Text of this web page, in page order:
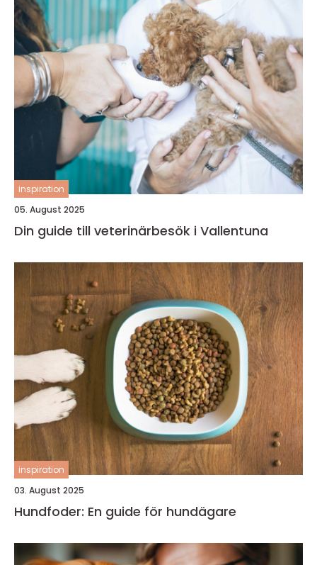
inspiration
05. August 2025
Din guide till veterinärbesök i Vallentuna
inspiration
03. August 2025
Hundfoder: En guide för hundägare